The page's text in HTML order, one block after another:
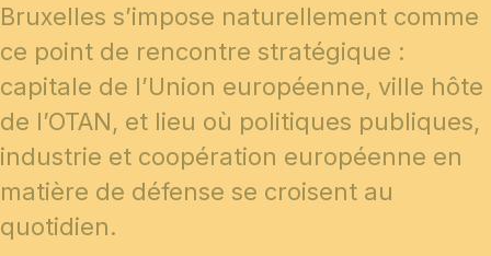
Bruxelles s’impose naturellement comme
ce point de rencontre stratégique :
capitale de l’Union européenne, ville hôte
de l’OTAN, et lieu où politiques publiques,
industrie et coopération européenne en
matière de défense se croisent au
quotidien.